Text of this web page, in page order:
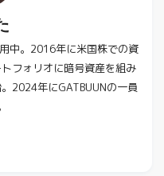
中。2016年に米国株での資
フォリオに暗号資産を組み
2024年にGATBUUNの一員